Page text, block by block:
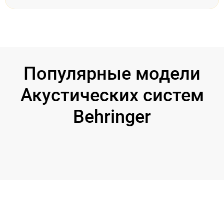
Популярные модели
Акустических систем
Behringer